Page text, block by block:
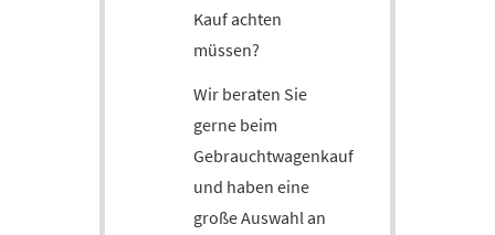
Kauf achten
müssen?
Wir beraten Sie
gerne beim
Gebrauchtwagenkauf
und haben eine
große Auswahl an